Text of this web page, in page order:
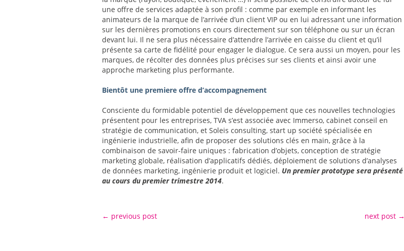
une offre de services adaptée à son profil : comme par exemple en informant les
animateurs de la marque de l’arrivée d’un client VIP ou en lui adressant une information
sur les dernières promotions en cours directement sur son téléphone ou sur un écran
devant lui. Il ne sera plus nécessaire d’attendre l’arrivée en caisse du client et qu’il
présente sa carte de fidélité pour engager le dialogue. Ce sera aussi un moyen, pour les
marques, de récolter des données plus précises sur ses clients et ainsi avoir une
approche marketing plus performante.
Bientôt une premiere offre d’accompagnement
Consciente du formidable potentiel de développement que ces nouvelles technologies
présentent pour les entreprises, TVA s’est associée avec Immerso, cabinet conseil en
stratégie de communication, et Soleis consulting, start up société spécialisée en
ingénierie industrielle, afin de proposer des solutions clés en main, grâce à la
combinaison de savoir-faire uniques : fabrication d’objets, conception de stratégie
marketing globale, réalisation d’applicatifs dédiés, déploiement de solutions d’analyses
de données marketing, ingénierie produit et logiciel. Un premier prototype sera présenté
au cours du premier trimestre 2014.
← previous post next post →